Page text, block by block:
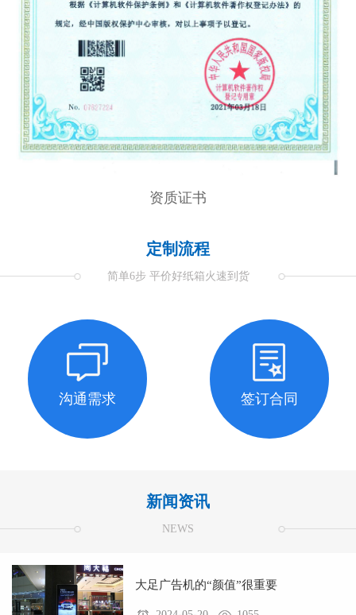
资质证书
定制流程
简单6步 平价好纸箱火速到货
沟通需求 签订合同
新闻资讯
NEWS
大足广告机的“颜值”很重要